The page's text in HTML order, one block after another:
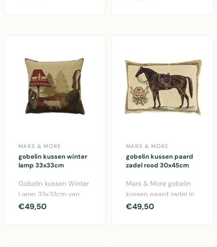
MARS & MORE
gobelin kussen winter
lamp 33x33cm
Gobelin kussen Winter
Lamp 33x33cm van
Mars & More. Gezellig
€49,50
MARS & MORE
gobelin kussen paard
zadel rood 30x45cm
Mars & More gobelin
kussen paard zadel in
rood. 30x45cm katoen
€49,50